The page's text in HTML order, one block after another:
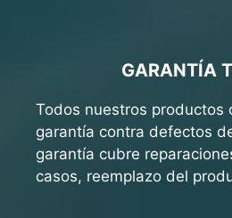
GARANTÍA
Todos nuestros productos
garantía contra defectos
garantía cubre
casos, reemplazo del